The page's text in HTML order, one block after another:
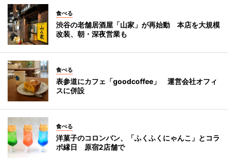
食べる
渋谷の老舗居酒屋「山家」が再始動 本店を大規模
改装、朝・深夜営業も
食べる
表参道にカフェ「goodcoffee」 運営会社オフィ
スに併設
食べる
洋菓子のコロンバン、「ふくふくにゃんこ」とコラ
ボ縁日 原宿2店舗で